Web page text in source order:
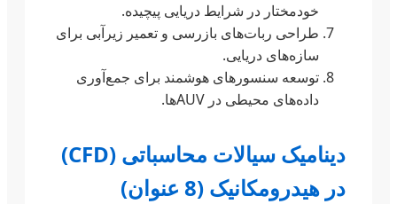
خودمختار در شرایط دریایی پیچیده.
طراحی ربات‌های بازرسی و تعمیر زیرآبی برای
سازه‌های دریایی.
توسعه سنسورهای هوشمند برای جمع‌آوری
داده‌های محیطی در AUVها.
دینامیک سیالات محاسباتی (CFD)
در هیدرومکانیک (8 عنوان)